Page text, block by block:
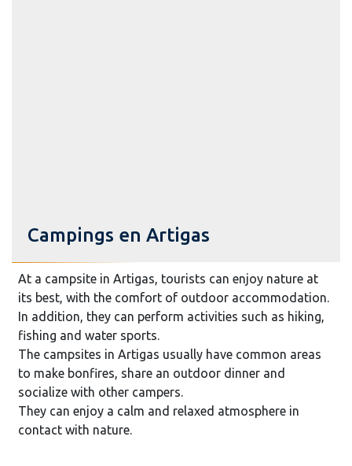
Campings en Artigas
At a campsite in Artigas, tourists can enjoy nature at
its best, with the comfort of outdoor accommodation.
In addition, they can perform activities such as hiking,
fishing and water sports.
The campsites in Artigas usually have common areas
to make bonfires, share an outdoor dinner and
socialize with other campers.
They can enjoy a calm and relaxed atmosphere in
contact with nature.